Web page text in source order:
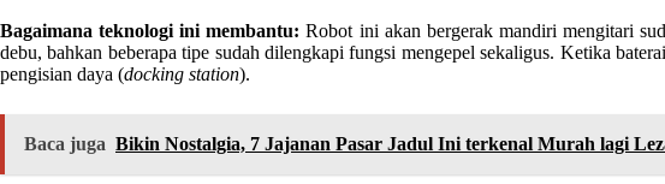
Bagaimana teknologi ini membantu: Robot ini akan bergerak mandiri mengitari
debu, bahkan beberapa tipe sudah dilengkapi fungsi mengepel sekaligus. Ketika
pengisian daya (docking station).
Baca juga Bikin Nostalgia, 7 Jajanan Pasar Jadul Ini terkenal Murah lagi